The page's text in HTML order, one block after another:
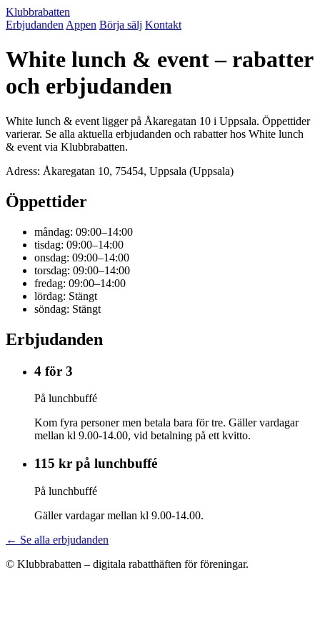
Klubbrabatten
Erbjudanden Appen Börja sälj Kontakt
White lunch & event – rabatter
och erbjudanden
White lunch & event ligger på Åkaregatan 10 i Uppsala. Öppettider
varierar. Se alla aktuella erbjudanden och rabatter hos White lunch
& event via Klubbrabatten.
Adress: Åkaregatan 10, 75454, Uppsala (Uppsala)
Öppettider
måndag: 09:00–14:00
tisdag: 09:00–14:00
onsdag: 09:00–14:00
torsdag: 09:00–14:00
fredag: 09:00–14:00
lördag: Stängt
söndag: Stängt
Erbjudanden
4 för 3
På lunchbuffé
Kom fyra personer men betala bara för tre. Gäller vardagar
mellan kl 9.00-14.00, vid betalning på ett kvitto.
115 kr på lunchbuffé
På lunchbuffé
Gäller vardagar mellan kl 9.00-14.00.
← Se alla erbjudanden
© Klubbrabatten – digitala rabatthäften för föreningar.